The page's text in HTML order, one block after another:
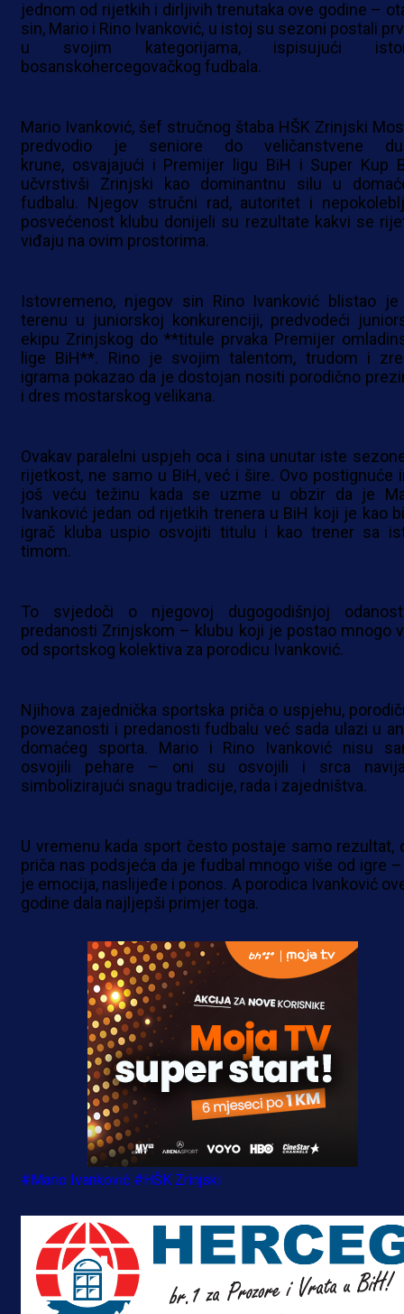
jednom od rijetkih i dirljivih trenutaka ove godine –
sin, Mario i Rino Ivanković, u istoj su sezoni postali
u svojim kategorijama, ispisujući
bosanskohercegovačkog fudbala.
Mario Ivanković, šef stručnog štaba HŠK Zrinjski
predvodio je seniore do veličanstvene
krune, osvajajući i Premijer ligu BiH i Super Kup
učvrstivši Zrinjski kao dominantnu silu u
fudbalu. Njegov stručni rad, autoritet i
posvećenost klubu donijeli su rezultate kakvi se
viđaju na ovim prostorima.
Istovremeno, njegov sin Rino Ivanković blistao je
terenu u juniorskoj konkurenciji, predvodeći
ekipu Zrinjskog do **titule prvaka Premijer
lige BiH**. Rino je svojim talentom, trudom i
igrama pokazao da je dostojan nositi porodično
i dres mostarskog velikana.
Ovakav paralelni uspjeh oca i sina unutar iste
rijetkost, ne samo u BiH, već i šire. Ovo postignuće
još veću težinu kada se uzme u obzir da je
Ivanković jedan od rijetkih trenera u BiH koji je kao
igrač kluba uspio osvojiti titulu i kao trener sa
timom.
To svjedoči o njegovoj dugogodišnjoj
predanosti Zrinjskom – klubu koji je postao mnogo
od sportskog kolektiva za porodicu Ivanković.
Njihova zajednička sportska priča o uspjehu,
povezanosti i predanosti fudbalu već sada ulazi u
domaćeg sporta. Mario i Rino Ivanković nisu
osvojili pehare – oni su osvojili i srca
simbolizirajući snagu tradicije, rada i zajedništva.
U vremenu kada sport često postaje samo rezultat,
priča nas podsjeća da je fudbal mnogo više od igre
je emocija, naslijeđe i ponos. A porodica Ivanković
godine dala najljepši primjer toga.
#Mario Ivanković #HŠK Zrinjski